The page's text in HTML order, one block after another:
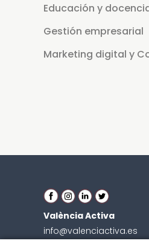
Educación y
Gestión empresarial
Marketing digital y
València Activa
info@valenciactiva.es